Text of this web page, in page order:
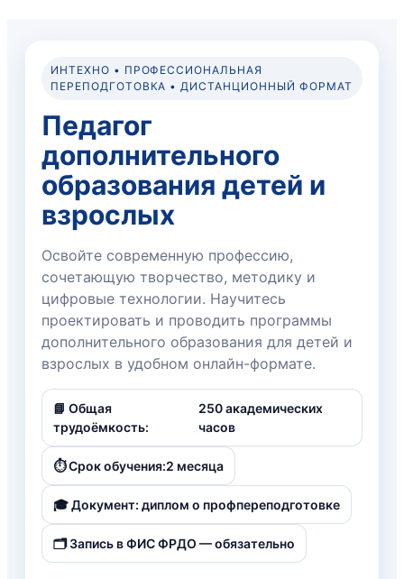
ИНТЕХНО • ПРОФЕССИОНАЛЬНАЯ
ПЕРЕПОДГОТОВКА • ДИСТАНЦИОННЫЙ ФОРМАТ
Педагог
дополнительного
образования детей и
взрослых
Освойте современную профессию,
сочетающую творчество, методику и
цифровые технологии. Научитесь
проектировать и проводить программы
дополнительного образования для детей и
взрослых в удобном онлайн-формате.
📘 Общая
трудоёмкость:
250 академических
часов
⏱️ Срок обучения:2 месяца
🎓 Документ: диплом о профпереподготовке
🗂️ Запись в ФИС ФРДО — обязательно